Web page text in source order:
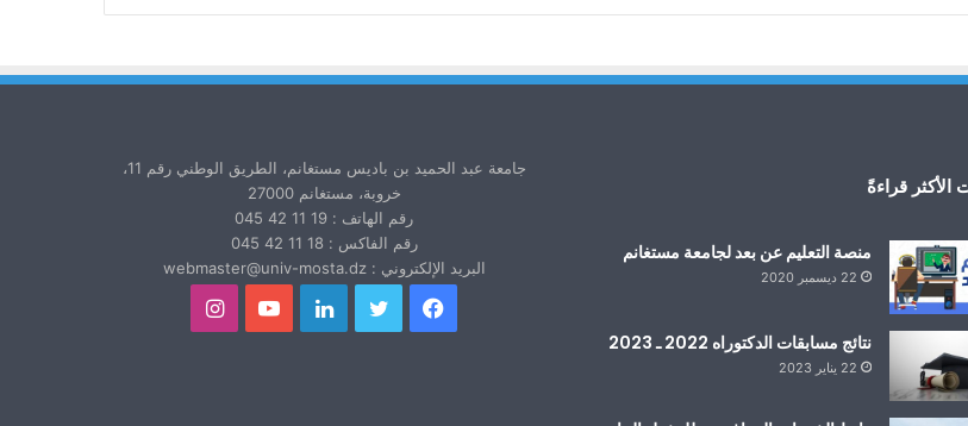
الأكثر قراءةً
منصة التعليم عن بعد لجامعة مستغانم
22 ديسمبر 2020
نتائج مسابقات الدكتوراه 2022 ـ 2023
22 يناير 2023
جامعة عبد الحميد بن باديس مستغانم، الطريق الوطني رقم 11،
خروبة، مستغانم 27000
رقم الهاتف : 19 11 42 045
رقم الفاكس : 18 11 42 045
البريد الإلكتروني : webmaster@univ-mosta.dz
فيسبوك تويتر لينكدإنيوتيوبانستقرام